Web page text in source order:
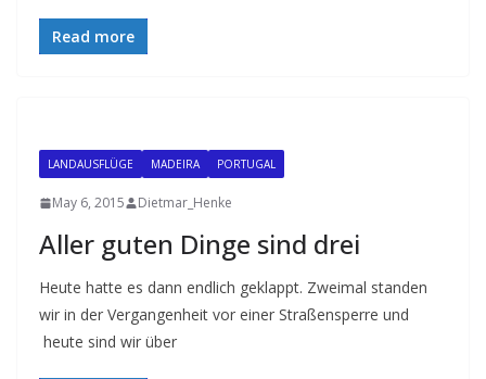
Read more
LANDAUSFLÜGE MADEIRA PORTUGAL
May 6, 2015 Dietmar_Henke
Aller guten Dinge sind drei
Heute hatte es dann endlich geklappt. Zweimal standen
wir in der Vergangenheit vor einer Straßensperre und
heute sind wir über